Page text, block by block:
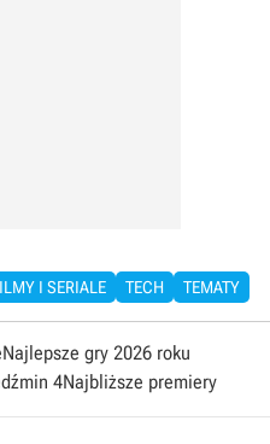
I SERIALE TECH TEMATY
Najlepsze gry 2026 roku
4Najbliższe premiery